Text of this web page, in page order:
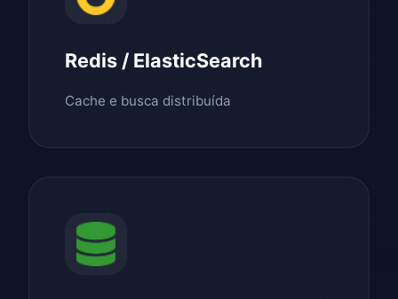
Redis / ElasticSearch
Cache e busca distribuída